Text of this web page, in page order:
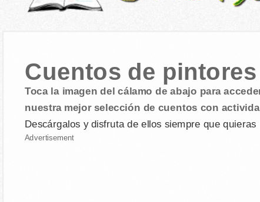
Cuentos de pintores
Toca la imagen del cálamo de abajo para
nuestra mejor selección de cuentos con
Descárgalos y disfruta de ellos siempre que quieras
Advertisement